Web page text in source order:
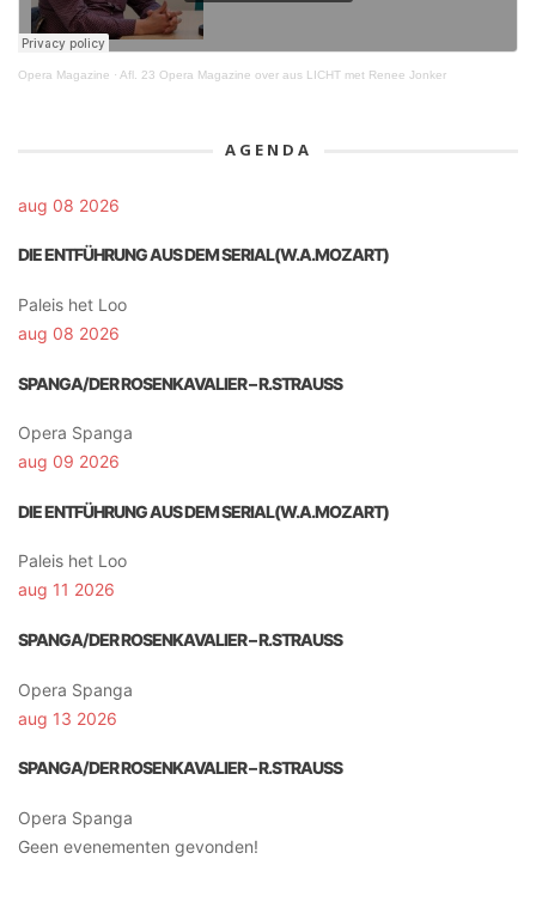
Opera Magazine · Afl. 23 Opera Magazine over aus LICHT met Renee Jonker
AGENDA
aug 08 2026
DIE ENTFÜHRUNG AUS DEM SERIAL(W.A.MOZART)
Paleis het Loo
aug 08 2026
SPANGA/DER ROSENKAVALIER – R.STRAUSS
Opera Spanga
aug 09 2026
DIE ENTFÜHRUNG AUS DEM SERIAL(W.A.MOZART)
Paleis het Loo
aug 11 2026
SPANGA/DER ROSENKAVALIER – R.STRAUSS
Opera Spanga
aug 13 2026
SPANGA/DER ROSENKAVALIER – R.STRAUSS
Opera Spanga
Geen evenementen gevonden!